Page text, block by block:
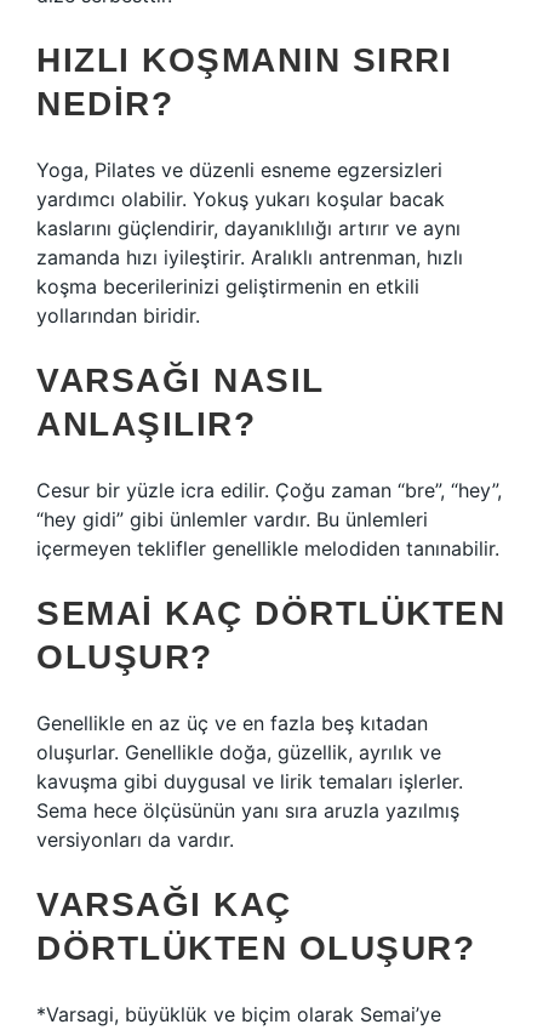
HIZLI KOŞMANIN SIRRI
NEDIR?
Yoga, Pilates ve düzenli esneme egzersizleri
yardımcı olabilir. Yokuş yukarı koşular bacak
kaslarını güçlendirir, dayanıklılığı artırır ve aynı
zamanda hızı iyileştirir. Aralıklı antrenman, hızlı
koşma becerilerinizi geliştirmenin en etkili
yollarından biridir.
VARSAĞI NASIL
ANLAŞILIR?
Cesur bir yüzle icra edilir. Çoğu zaman “bre”, “hey”,
“hey gidi” gibi ünlemler vardır. Bu ünlemleri
içermeyen teklifler genellikle melodiden tanınabilir.
SEMAI KAÇ DÖRTLÜKTEN
OLUŞUR?
Genellikle en az üç ve en fazla beş kıtadan
oluşurlar. Genellikle doğa, güzellik, ayrılık ve
kavuşma gibi duygusal ve lirik temaları işlerler.
Sema hece ölçüsünün yanı sıra aruzla yazılmış
versiyonları da vardır.
VARSAĞI KAÇ
DÖRTLÜKTEN OLUŞUR?
*Varsagi, büyüklük ve biçim olarak Semai’ye